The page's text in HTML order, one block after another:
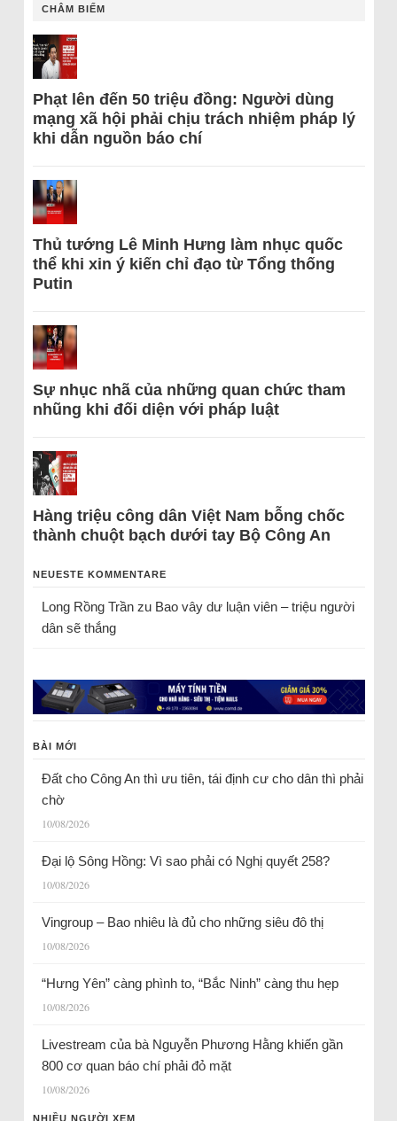
CHÂM BIẾM
Phạt lên đến 50 triệu đồng: Người dùng
mạng xã hội phải chịu trách nhiệm pháp lý
khi dẫn nguồn báo chí
Thủ tướng Lê Minh Hưng làm nhục quốc
thể khi xin ý kiến chỉ đạo từ Tổng thống
Putin
Sự nhục nhã của những quan chức tham
nhũng khi đối diện với pháp luật
Hàng triệu công dân Việt Nam bỗng chốc
thành chuột bạch dưới tay Bộ Công An
NEUESTE KOMMENTARE
Long Rồng Trầnzu Bao vây dư luận viên – triệu người
dân sẽ thắng
BÀI MỚI
Đất cho Công An thì ưu tiên, tái định cư cho dân thì phải
chờ
10/08/2026
Đại lộ Sông Hồng: Vì sao phải có Nghị quyết 258?
10/08/2026
Vingroup – Bao nhiêu là đủ cho những siêu đô thị
10/08/2026
“Hưng Yên” càng phình to, “Bắc Ninh” càng thu hẹp
10/08/2026
Livestream của bà Nguyễn Phương Hằng khiến gần
800 cơ quan báo chí phải đỏ mặt
10/08/2026
NHIỀU NGƯỜI XEM